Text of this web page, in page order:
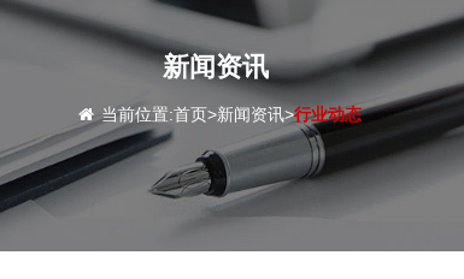
新闻资讯
当前位置:首页>新闻资讯>行业动态